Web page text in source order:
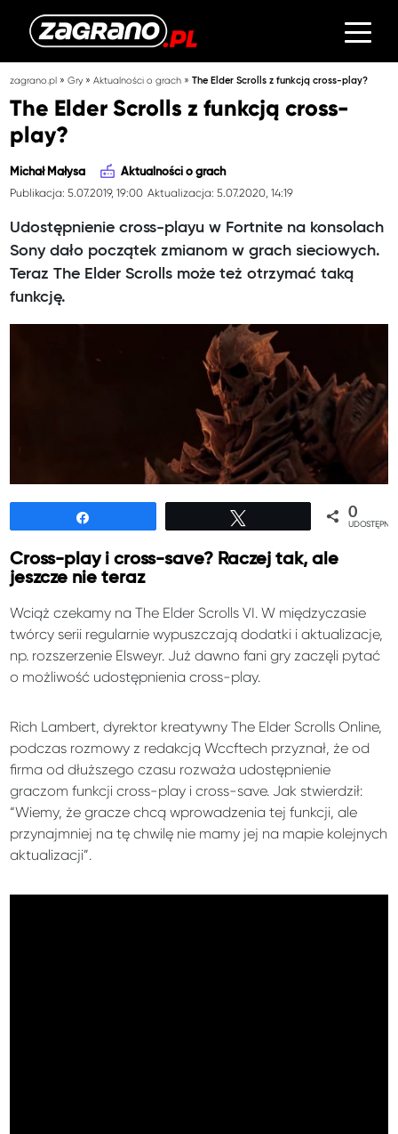
zagrano.pl »Gry»Aktualności o grach »The Elder Scrolls z funkcją cross-play?
The Elder Scrolls z funkcją cross-
play?
Michał Małysa Aktualności o grach
Publikacja: 5.07.2019, 19:00 Aktualizacja: 5.07.2020, 14:19
Udostępnienie cross-playu w Fortnite na konsolach
Sony dało początek zmianom w grach sieciowych.
Teraz The Elder Scrolls może też otrzymać taką
funkcję.
0
Cross-play i cross-save? Raczej tak, ale
jeszcze nie teraz
Wciąż czekamy na The Elder Scrolls VI. W międzyczasie
twórcy serii regularnie wypuszczają dodatki i aktualizacje,
np. rozszerzenie Elsweyr. Już dawno fani gry zaczęli pytać
o możliwość udostępnienia cross-play.
Rich Lambert, dyrektor kreatywny The Elder Scrolls Online,
podczas rozmowy z redakcją Wccftech przyznał, że od
firma od dłuższego czasu rozważa udostępnienie
graczom funkcji cross-play i cross-save. Jak stwierdził:
“Wiemy, że gracze chcą wprowadzenia tej funkcji, ale
przynajmniej na tę chwilę nie mamy jej na mapie kolejnych
aktualizacji”.